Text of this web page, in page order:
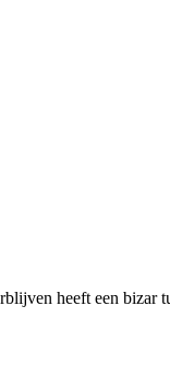
heeft een